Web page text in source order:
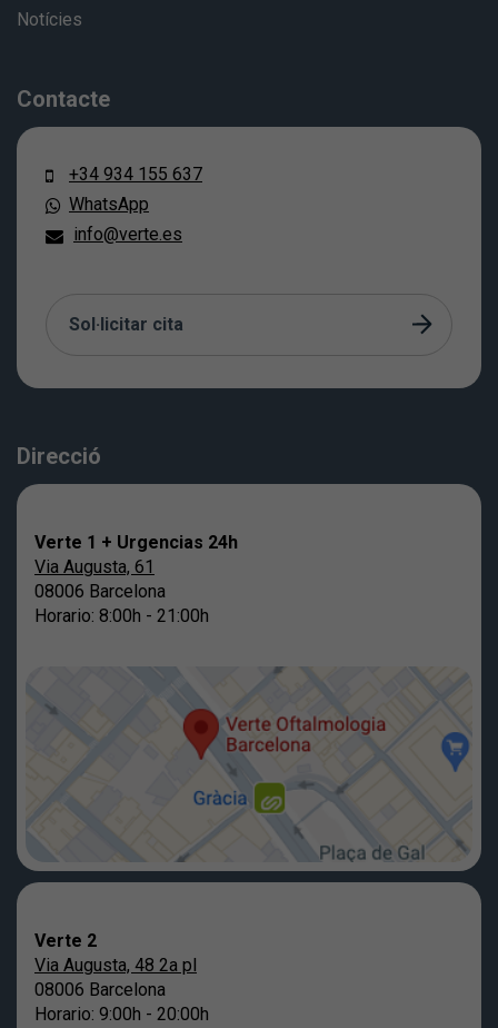
Notícies
Contacte
+34 934 155 637
WhatsApp
info@verte.es
Sol·licitar cita
Direcció
Verte 1 + Urgencias 24h
Via Augusta, 61
08006 Barcelona
Horario: 8:00h - 21:00h
Verte 2
Via Augusta, 48 2a pl
08006 Barcelona
Horario: 9:00h - 20:00h